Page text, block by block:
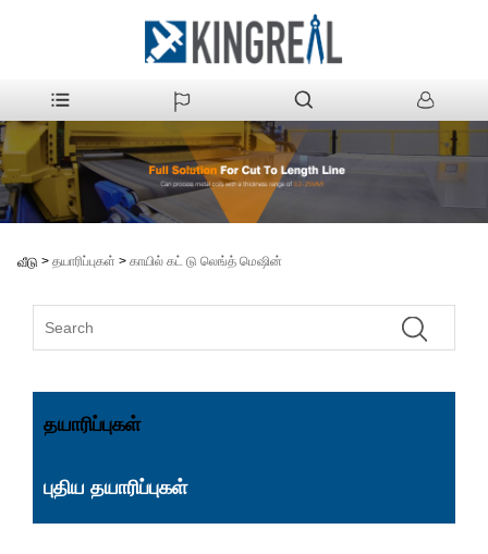
வீடு > தயாரிப்புகள் > காயில் கட் டு லெங்த் மெஷின்
தயாரிப்புகள்
புதிய தயாரிப்புகள்